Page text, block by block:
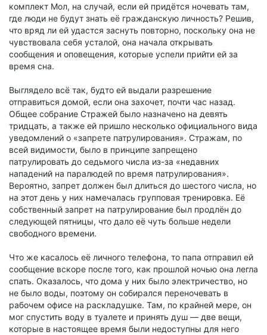
комплект Мол, на случай, если ей придётся ночевать там,
где люди не будут знать её гражданскую личность? Решив,
что вряд ли ей удастся заснуть повторно, поскольку она не
чувствовала себя усталой, она начала открывать
сообщения и оповещения, которые успели прийти ей за
время сна.
Выглядело всё так, будто ей выдали разрешение
отправиться домой, если она захочет, почти час назад.
Общее собрание Стражей было назначено на девять
тридцать, а также ей пришло несколько официального вида
уведомлений о «запрете патрулирования». Стражам, по
всей видимости, было в принципе запрещено
патрулировать до седьмого числа из-за «недавних
нападений на паралюдей по время патрулирования».
Вероятно, запрет должен был длиться до шестого числа, но
на этот день у них намечалась групповая тренировка. Её
собственный запрет на патрулирование был продлён до
следующей пятницы, что дало её чуть больше недели
свободного времени.
Что же касалось её личного телефона, то папа отправил ей
сообщение вскоре после того, как прошлой ночью она легла
спать. Оказалось, что дома у них было электричество, но
не было воды, поэтому он собирался переночевать в
рабочем офисе на раскладушке. Там, по крайней мере, он
мог спустить воду в туалете и принять душ — две вещи,
которые в настоящее время были недоступны для него